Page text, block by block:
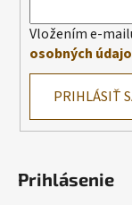
Vložením e-
osobných
PRIHLÁSIŤ
Prihlásenie